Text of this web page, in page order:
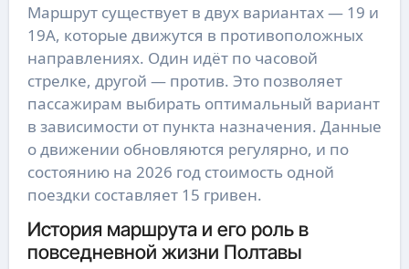
Маршрут существует в двух вариантах — 19 и
19А, которые движутся в противоположных
направлениях. Один идёт по часовой
стрелке, другой — против. Это позволяет
пассажирам выбирать оптимальный вариант
в зависимости от пункта назначения. Данные
о движении обновляются регулярно, и по
состоянию на 2026 год стоимость одной
поездки составляет 15 гривен.
История маршрута и его роль в
повседневной жизни Полтавы